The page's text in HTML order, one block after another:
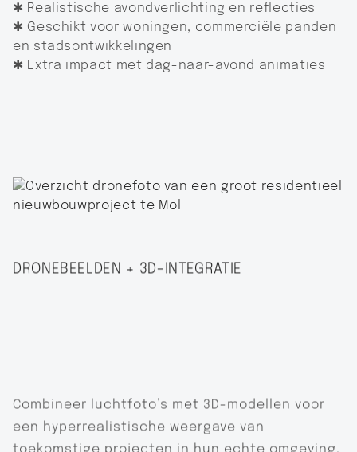
✱ Realistische avondverlichting en reflecties
✱ Geschikt voor woningen, commerciële panden
en stadsontwikkelingen
✱ Extra impact met dag-naar-avond animaties
DRONEBEELDEN + 3D-INTEGRATIE
Combineer luchtfoto’s met 3D-modellen voor
een hyperrealistische weergave van